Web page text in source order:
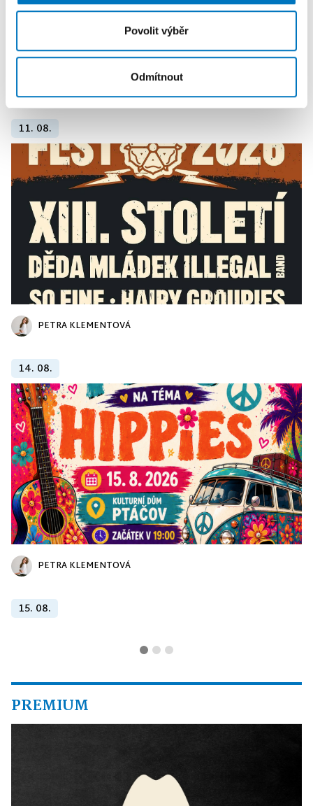
Povolit výběr
Odmítnout
11. 08.
PETRA KLEMENTOVÁ
14. 08.
PETRA KLEMENTOVÁ
15. 08.
PREMIUM